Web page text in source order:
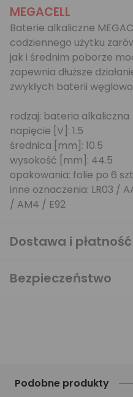
Podobne produkty
MEGACELL
Baterie alkaliczne
codziennego użytku
jak i średnim poborze
zapewnia dłuższe
zwykłych baterii
rodzaj: bateria alkaliczna
napięcie [V]: 1.5
średnica [mm]: 10.5
wysokość [mm]: 44.5
opakowania: folie po 6
inne oznaczenia: LR03 /
/ AM4 / E92
Dostawa i płatność
Bezpieczeństwo